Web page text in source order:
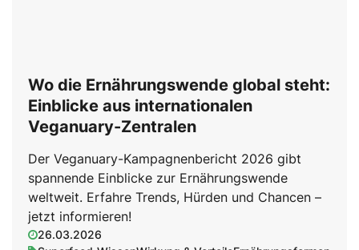
Wo die Ernährungswende global steht:
Einblicke aus internationalen
Veganuary-Zentralen
Der Veganuary-Kampagnenbericht 2026 gibt
spannende Einblicke zur Ernährungswende
weltweit. Erfahre Trends, Hürden und Chancen –
jetzt informieren!
26.03.2026